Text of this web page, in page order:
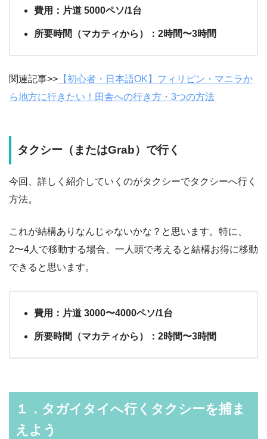
費用：片道 5000ペソ/1台
所要時間（マカティから）：2時間〜3時間
関連記事>> 【初心者・日本語OK】フィリピン・マニラか
ら地方に行きたい！田舎への行き方・3つの方法
タクシー（またはGrab）で行く
今回、詳しく紹介していくのがタクシーでタクシーへ行く
方法。
これが結構ありなんじゃないかな？と思います。特に、
2〜4人で移動する場合、一人頭で考えると結構お得に移動
できると思います。
費用：片道 3000〜4000ペソ/1台
所要時間（マカティから）：2時間〜3時間
１．タガイタイへ行くタクシーを捕ま
えよう